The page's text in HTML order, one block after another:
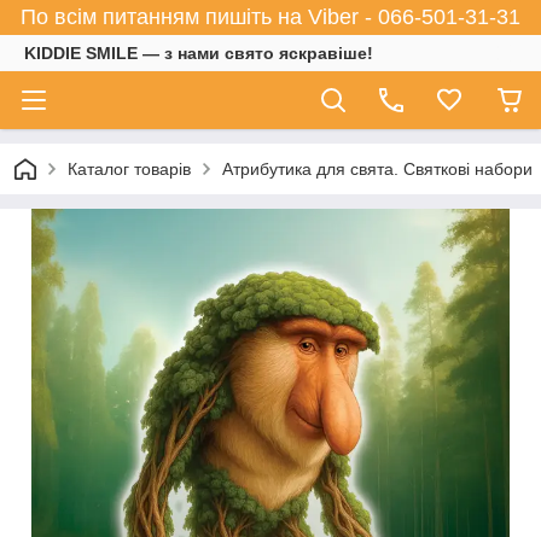
По всім питанням пишіть на Viber - 066-501-31-31
KIDDIE SMILE — з нами свято яскравіше!
Каталог товарів Атрибутика для свята. Святкові набори